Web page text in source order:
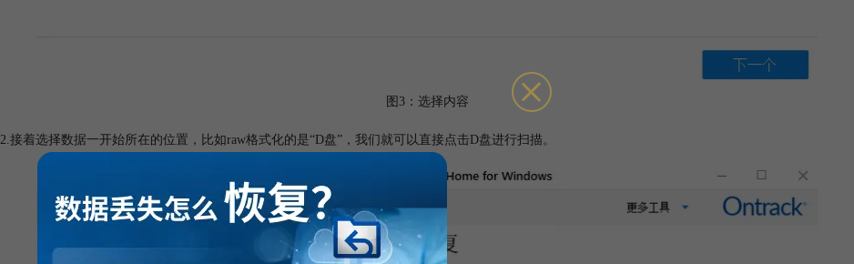
图3：选择内容
2.接着选择数据一开始所在的位置，比如raw格式化的是“D盘”，我们就可以直接点击D盘进行扫描。